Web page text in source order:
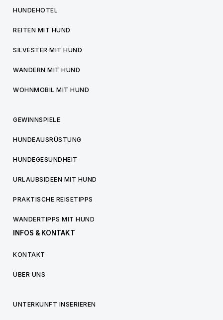
HUNDEHOTEL
REITEN MIT HUND
SILVESTER MIT HUND
WANDERN MIT HUND
WOHNMOBIL MIT HUND
GEWINNSPIELE
HUNDEAUSRÜSTUNG
HUNDEGESUNDHEIT
URLAUBSIDEEN MIT HUND
PRAKTISCHE REISETIPPS
WANDERTIPPS MIT HUND
INFOS & KONTAKT
KONTAKT
ÜBER UNS
UNTERKUNFT INSERIEREN